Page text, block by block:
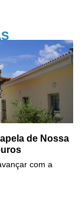
de Nossa
com a